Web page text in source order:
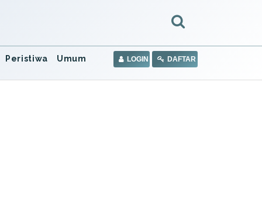
Peristiwa Umum LOGIN DAFTAR